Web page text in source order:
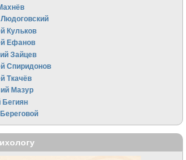
Кульков
Ефанов
Зайцев
Спиридонов
Ткачёв
Мазур
Бегиян